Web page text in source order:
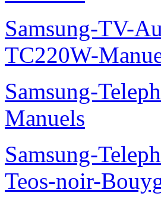
Samsung-TV-
TC220W-
Samsung-
Manuels
Samsung-
Teos-noir-